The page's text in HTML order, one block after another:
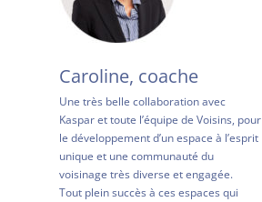
Caroline, coache
Une très belle collaboration avec
Kaspar et toute l’équipe de Voisins, pour
le développement d’un espace à l’esprit
unique et une communauté du
voisinage très diverse et engagée.
Tout plein succès à ces espaces qui